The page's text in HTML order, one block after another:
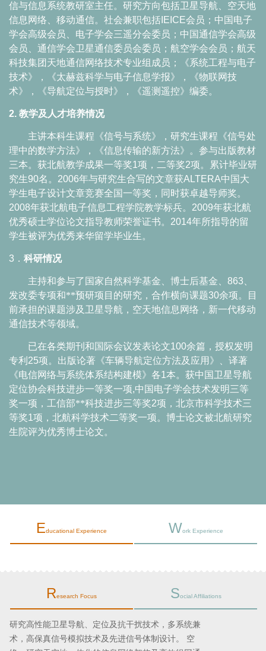
信与信息系统教研室主任。研究方向包括卫星导航、空天地
信息网络、移动通信。社会兼职包括 IEICE会员；中国电子
学会高级会员、电子学会三遥分会委员；中国通信学会高级
会员、通信学会卫星通信委员会委员；航空学会会员；航天
科技集团天地通信网络技术专业组成员；《系统工程与电子
技术》，《太赫兹科学与电子信息学报》，《物联网技
术》，《导航定位与授时》，《遥测遥控》编委。
2. 教学及人才培养情况
主讲本科生课程《信号与系统》，研究生课程《信号处
理中的数学方法》，《信息传输的新方法》。参与出版教材
三本。获北航教学成果一等奖1项，二等奖2项。累计毕业研
究生90名。 2006年与研究生合写的文章获ALTERA中国大
学生电子设计文章竞赛全国一等奖，同时获卓越导师奖。
2008年获北航电子信息工程学院教学标兵。 2009年获北航
优秀硕士学位论文指导教师荣誉证书。 2014年所指导的留
学生被评为优秀来华留学毕业生。
3 ． 科研情况
主持和参与了国家自然科学基金、博士后基金、 863
发改委专项和**预研项目的研究，合作横向课题30余项。目
前承担的课题涉及卫星导航，空天地信息网络，新一代移动
通信技术等领域。
已在各类期刊和国际会议发表论文100余篇，授权发明
专利 25项。出版论著《车辆导航定位方法及应用》、译著
《电信网络与系统体系结构建模》各1本。获中国卫星导航
定位协会科技进步一等奖一项,中国电子学会技术发明三等
奖一项，工信部**科技进步三等奖2项，北京市科学技术三
等奖1项，北航科学技术二等奖一项。博士论文被北航研究
生院评为优秀博士论文。
Educational Experience Work Experience
Research Focus Social Affiliations
卫星导航：研究高性能卫星导航、定位及抗干扰技术，多系统兼
容互操作技术，高保真信号模拟技术及先进信号体制设计。 空